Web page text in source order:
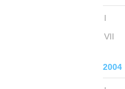
I
VII
2004